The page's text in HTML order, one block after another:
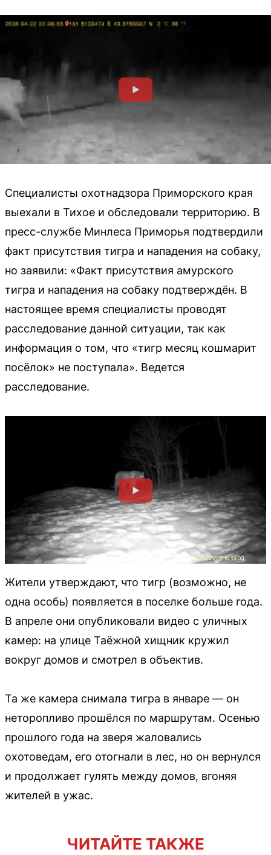
Специалисты охотнадзора Приморского края
выехали в Тихое и обследовали территорию. В
пресс-службе Минлеса Приморья подтвердили
факт присутствия тигра и нападения на собаку,
но заявили: «Факт присутствия амурского
тигра и нападения на собаку подтверждён. В
настоящее время специалисты проводят
расследование данной ситуации, так как
информация о том, что «тигр месяц кошмарит
посёлок» не поступала». Ведется
расследование.
Жители утверждают, что тигр (возможно, не
одна особь) появляется в поселке больше года.
В апреле они опубликовали видео с уличных
камер: на улице Таёжной хищник кружил
вокруг домов и смотрел в объектив.
Та же камера снимала тигра в январе — он
неторопливо прошёлся по маршрутам. Осенью
прошлого года на зверя жаловались
охотоведам, его отогнали в лес, но он вернулся
и продолжает гулять между домов, вгоняя
жителей в ужас.
ЧИТАЙТЕ ТАКЖЕ